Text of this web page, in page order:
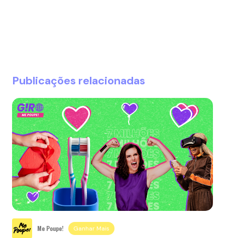
Publicações relacionadas
Me Poupe! Ganhar Mais